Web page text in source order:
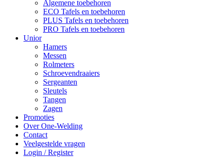
Algemene toebehoren
ECO Tafels en toebehoren
PLUS Tafels en toebehoren
PRO Tafels en toebehoren
Unior
Hamers
Messen
Rolmeters
Schroevendraaiers
Sergeanten
Sleutels
Tangen
Zagen
Promoties
Over One-Welding
Contact
Veelgestelde vragen
Login / Register